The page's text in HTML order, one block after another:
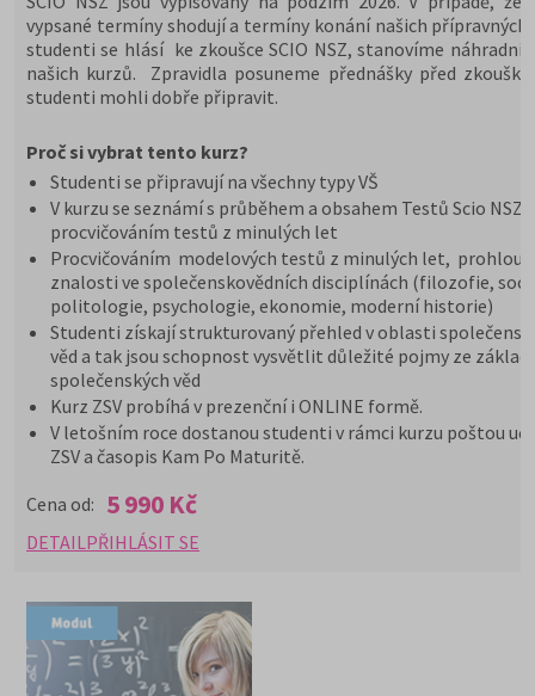
vypsané termíny shodují a termíny konání našich přípravných
studenti se hlásí ke zkoušce SCIO NSZ, stanovíme náhradní
našich kurzů. Zpravidla posuneme přednášky před
studenti mohli dobře připravit.
Proč si vybrat tento kurz?
Studenti se připravují na všechny typy VŠ
V kurzu se seznámí s průběhem a obsahem Testů Scio NSZ
procvičováním testů z minulých let
Procvičováním modelových testů z minulých let,
znalosti ve společenskovědních disciplínách (filozofie,
politologie, psychologie, ekonomie, moderní historie)
Studenti získají strukturovaný přehled v oblasti
věd a tak jsou schopnost vysvětlit důležité pojmy ze
společenských věd
Kurz ZSV probíhá v prezenční i ONLINE formě.
V letošním roce dostanou studenti v rámci kurzu poštou
ZSV a časopis Kam Po Maturitě.
Cena od: 5 990 Kč
DETAIL PŘIHLÁSIT SE